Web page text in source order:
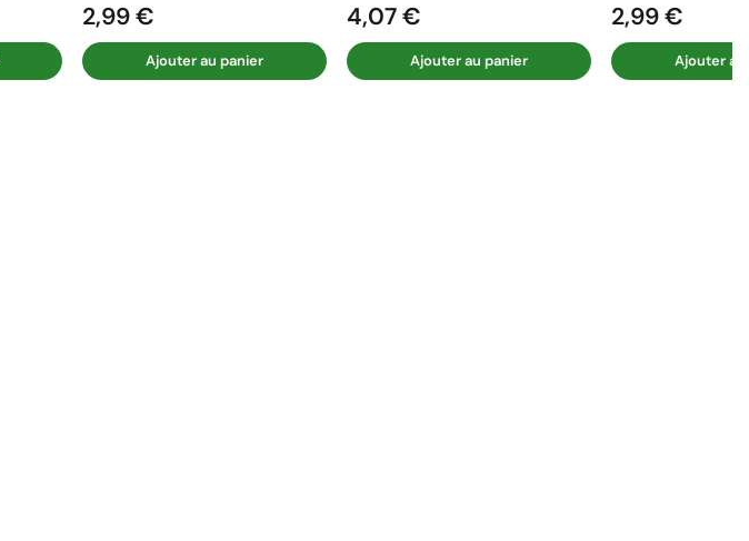
Prix
2,99 €
Ajouter au panier
Prix
4,07 €
Ajouter au panier
Prix
2,99 €
Ajouter au